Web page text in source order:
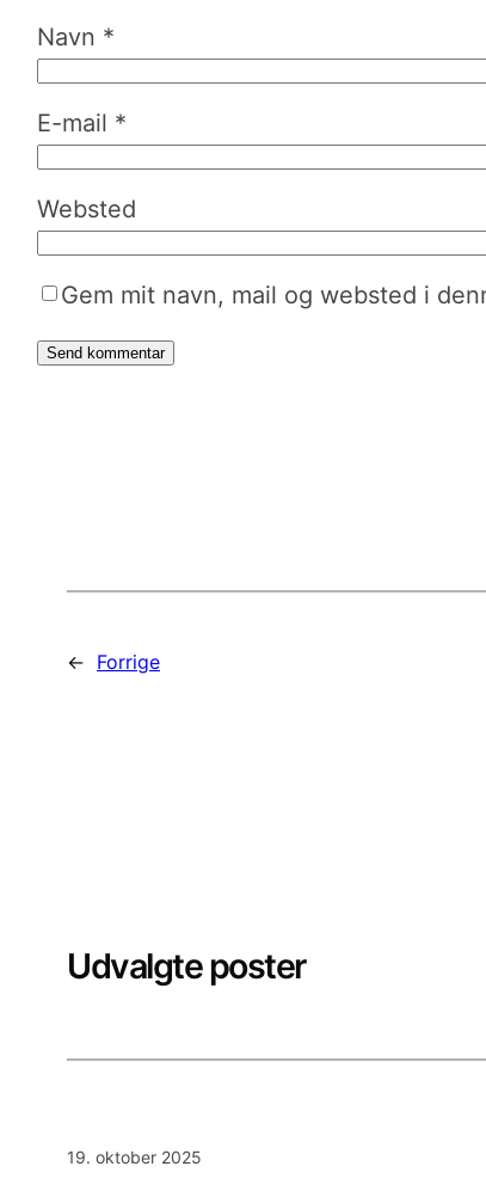
Navn *
E-mail *
Websted
Gem mit navn, mail og websted i
← Forrige
Udvalgte poster
19. oktober 2025